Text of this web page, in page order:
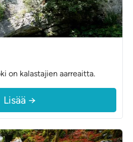
on kalastajien aarreaitta.
Lisää →